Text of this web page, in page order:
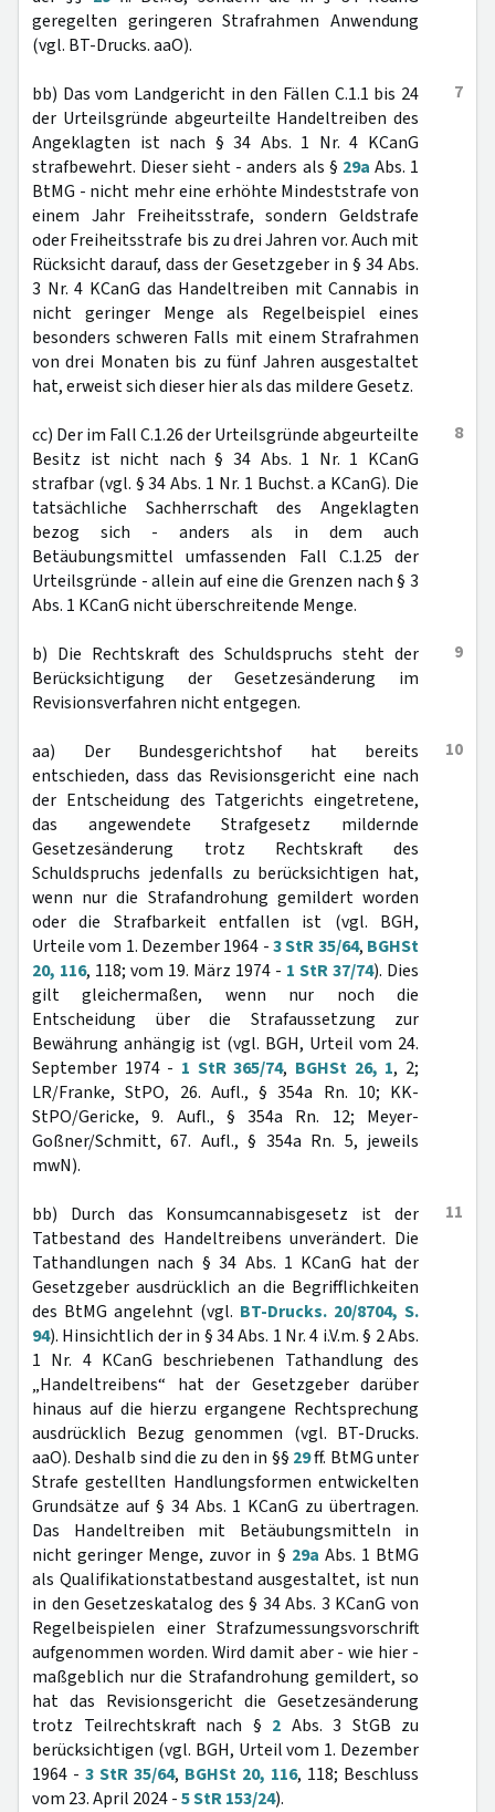
geregelten geringeren Strafrahmen Anwendung
(vgl. BT-Drucks. aaO).
7
bb) Das vom Landgericht in den Fällen C.1.1 bis 24
der Urteilsgründe abgeurteilte Handeltreiben des
Angeklagten ist nach § 34 Abs. 1 Nr. 4 KCanG
strafbewehrt. Dieser sieht - anders als § 29a Abs. 1
BtMG - nicht mehr eine erhöhte Mindeststrafe von
einem Jahr Freiheitsstrafe, sondern Geldstrafe
oder Freiheitsstrafe bis zu drei Jahren vor. Auch mit
Rücksicht darauf, dass der Gesetzgeber in § 34 Abs.
3 Nr. 4 KCanG das Handeltreiben mit Cannabis in
nicht geringer Menge als Regelbeispiel eines
besonders schweren Falls mit einem Strafrahmen
von drei Monaten bis zu fünf Jahren ausgestaltet
hat, erweist sich dieser hier als das mildere Gesetz.
8
cc) Der im Fall C.1.26 der Urteilsgründe abgeurteilte
Besitz ist nicht nach § 34 Abs. 1 Nr. 1 KCanG
strafbar (vgl. § 34 Abs. 1 Nr. 1 Buchst. a KCanG). Die
tatsächliche Sachherrschaft des Angeklagten
bezog sich - anders als in dem auch
Betäubungsmittel umfassenden Fall C.1.25 der
Urteilsgründe - allein auf eine die Grenzen nach § 3
Abs. 1 KCanG nicht überschreitende Menge.
9
b) Die Rechtskraft des Schuldspruchs steht der
Berücksichtigung der Gesetzesänderung im
Revisionsverfahren nicht entgegen.
10
aa) Der Bundesgerichtshof hat bereits
entschieden, dass das Revisionsgericht eine nach
der Entscheidung des Tatgerichts eingetretene,
das angewendete Strafgesetz mildernde
Gesetzesänderung trotz Rechtskraft des
Schuldspruchs jedenfalls zu berücksichtigen hat,
wenn nur die Strafandrohung gemildert worden
oder die Strafbarkeit entfallen ist (vgl. BGH,
Urteile vom 1. Dezember 1964 -3 StR 35/64, BGHSt
20, 116, 118; vom 19. März 1974 - 1 StR 37/74). Dies
gilt gleichermaßen, wenn nur noch die
Entscheidung über die Strafaussetzung zur
Bewährung anhängig ist (vgl. BGH, Urteil vom 24.
September 1974 - 1 StR 365/74, BGHSt 26, 1, 2;
LR/Franke, StPO, 26. Aufl., § 354a Rn. 10; KK-
StPO/Gericke, 9. Aufl., § 354a Rn. 12; Meyer-
Goßner/Schmitt, 67. Aufl., § 354a Rn. 5, jeweils
mwN).
11
bb) Durch das Konsumcannabisgesetz ist der
Tatbestand des Handeltreibens unverändert. Die
Tathandlungen nach § 34 Abs. 1 KCanG hat der
Gesetzgeber ausdrücklich an die Begrifflichkeiten
des BtMG angelehnt (vgl. BT-Drucks. 20/8704, S.
94). Hinsichtlich der in § 34 Abs. 1 Nr. 4 i.V.m. § 2 Abs.
1 Nr. 4 KCanG beschriebenen Tathandlung des
„Handeltreibens“ hat der Gesetzgeber darüber
hinaus auf die hierzu ergangene Rechtsprechung
ausdrücklich Bezug genommen (vgl. BT-Drucks.
aaO). Deshalb sind die zu den in §§ 29ff. BtMG unter
Strafe gestellten Handlungsformen entwickelten
Grundsätze auf § 34 Abs. 1 KCanG zu übertragen.
Das Handeltreiben mit Betäubungsmitteln in
nicht geringer Menge, zuvor in § 29a Abs. 1 BtMG
als Qualifikationstatbestand ausgestaltet, ist nun
in den Gesetzeskatalog des § 34 Abs. 3 KCanG von
Regelbeispielen einer Strafzumessungsvorschrift
aufgenommen worden. Wird damit aber - wie hier -
maßgeblich nur die Strafandrohung gemildert, so
hat das Revisionsgericht die Gesetzesänderung
trotz Teilrechtskraft nach § 2 Abs. 3 StGB zu
berücksichtigen (vgl. BGH, Urteil vom 1. Dezember
1964 - 3 StR 35/64, BGHSt 20, 116, 118; Beschluss
vom 23. April 2024 -5 StR 153/24).